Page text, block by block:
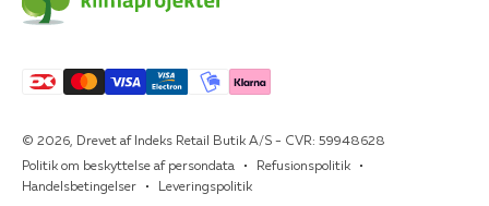
© 2026, Drevet af Indeks Retail Butik A/S - CVR: 59948628
Politik om beskyttelse af persondata
Refusionspolitik
Handelsbetingelser
Leveringspolitik